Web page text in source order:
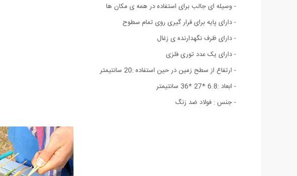
- وسیله ای جالب برای استفاده در همه ی مکان ها
- دارای پایه برای قرار گیری روی تمام سطوح
- دارای ظرف نگهدارنده ی زغال
- دارای یک عدد توری فلزی
- ارتفاع از سطح زمین در حین استفاده :20 سانتیمتر
- ابعاد :6.8 *27 *36 سانتیمتر
- جنس : فولاد ضد زنگ